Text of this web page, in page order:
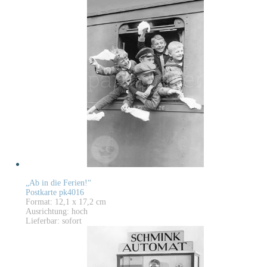
„Ab in die Ferien!“
Postkarte pk4016
Format: 12,1 x 17,2 cm
Ausrichtung: hoch
Lieferbar: sofort